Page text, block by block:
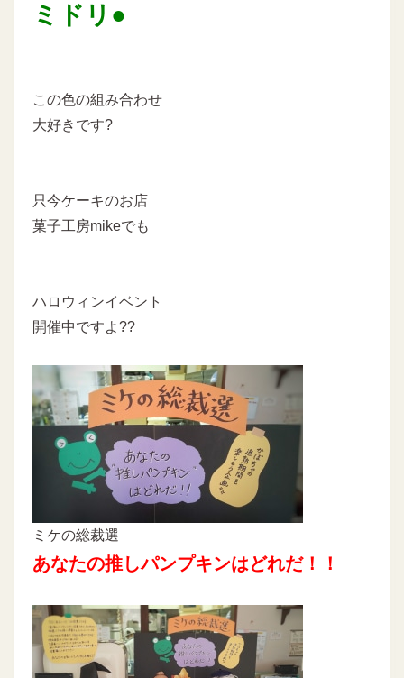
ミドリ●
この色の組み合わせ
大好きです?
只今ケーキのお店
菓子工房mikeでも
ハロウィンイベント
開催中ですよ??
ミケの総裁選
あなたの推しパンプキンはどれだ！！